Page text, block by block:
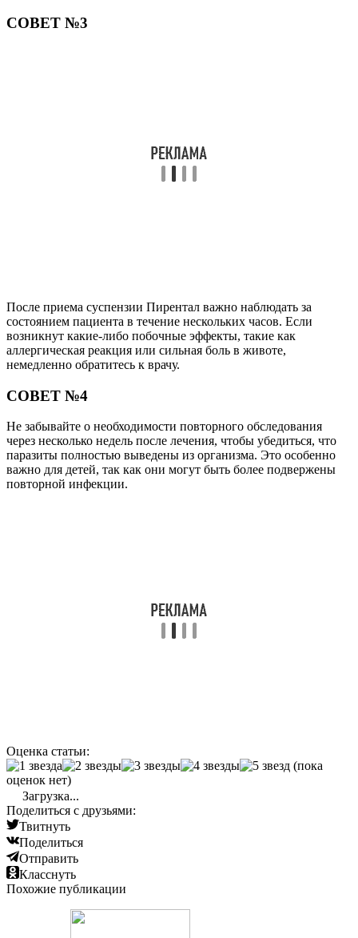
СОВЕТ №3
После приема суспензии Пирентал важно наблюдать за
состоянием пациента в течение нескольких часов. Если
возникнут какие-либо побочные эффекты, такие как
аллергическая реакция или сильная боль в животе,
немедленно обратитесь к врачу.
СОВЕТ №4
Не забывайте о необходимости повторного обследования
через несколько недель после лечения, чтобы убедиться, что
паразиты полностью выведены из организма. Это особенно
важно для детей, так как они могут быть более подвержены
повторной инфекции.
Оценка статьи:
(пока
оценок нет)
Загрузка...
Поделиться с друзьями:
Твитнуть
Поделиться
Отправить
Класснуть
Похожие публикации